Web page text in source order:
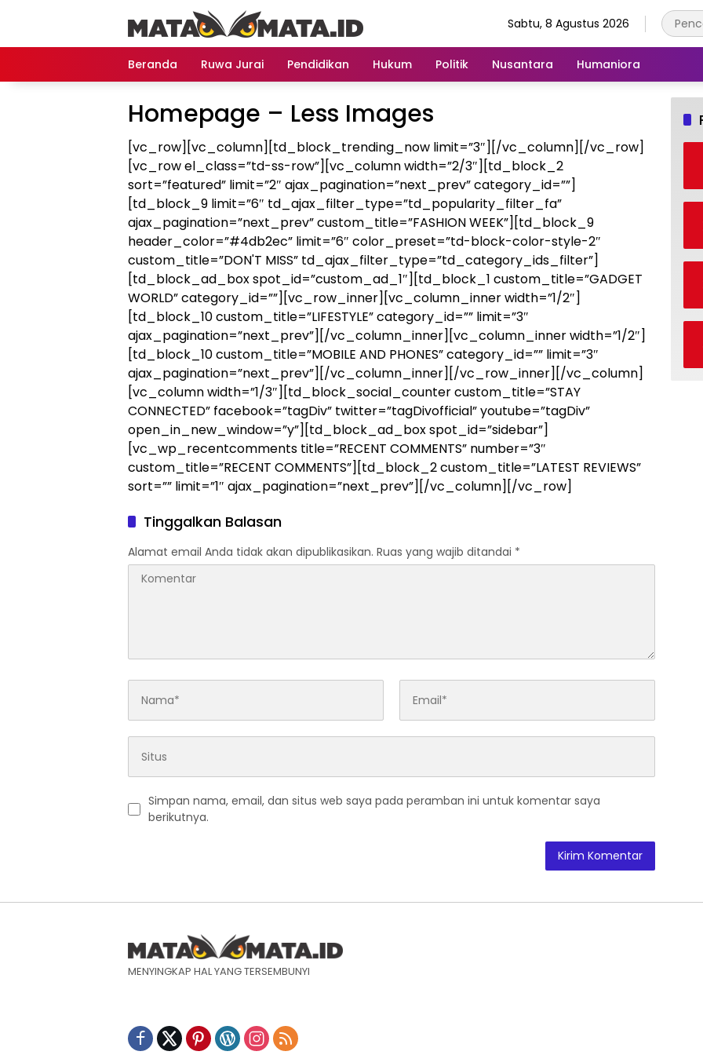
Sabtu, 8 Agustus 2026
Beranda Ruwa Jurai Pendidikan Hukum Politik Nusantara Humaniora
Homepage – Less Images
[vc_row][vc_column][td_block_trending_now limit=”3″][/vc_column][/vc_row]
[vc_row el_class=”td-ss-row”][vc_column width=”2/3″][td_block_2
sort=”featured” limit=”2″ ajax_pagination=”next_prev” category_id=””]
[td_block_9 limit=”6″ td_ajax_filter_type=”td_popularity_filter_fa”
ajax_pagination=”next_prev” custom_title=”FASHION WEEK”][td_block_9
header_color=”#4db2ec” limit=”6″ color_preset=”td-block-color-style-2″
custom_title=”DON'T MISS” td_ajax_filter_type=”td_category_ids_filter”]
[td_block_ad_box spot_id=”custom_ad_1″][td_block_1 custom_title=”GADGET
WORLD” category_id=””][vc_row_inner][vc_column_inner width=”1/2″]
[td_block_10 custom_title=”LIFESTYLE” category_id=”” limit=”3″
ajax_pagination=”next_prev”][/vc_column_inner][vc_column_inner width=”1/2″]
[td_block_10 custom_title=”MOBILE AND PHONES” category_id=”” limit=”3″
ajax_pagination=”next_prev”][/vc_column_inner][/vc_row_inner][/vc_column]
[vc_column width=”1/3″][td_block_social_counter custom_title=”STAY
CONNECTED” facebook=”tagDiv” twitter=”tagDivofficial” youtube=”tagDiv”
open_in_new_window=”y”][td_block_ad_box spot_id=”sidebar”]
[vc_wp_recentcomments title=”RECENT COMMENTS” number=”3″
custom_title=”RECENT COMMENTS”][td_block_2 custom_title=”LATEST REVIEWS”
sort=”” limit=”1″ ajax_pagination=”next_prev”][/vc_column][/vc_row]
Tinggalkan Balasan
Alamat email Anda tidak akan dipublikasikan. Ruas yang wajib ditandai *
Simpan nama, email, dan situs web saya pada peramban ini untuk komentar saya
berikutnya.
MENYINGKAP HAL YANG TERSEMBUNYI